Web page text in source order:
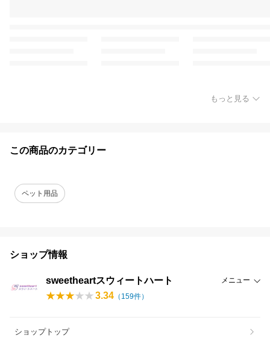
もっと見る
この商品のカテゴリー
ペット用品
ショップ情報
sweetheartスウィートハート メニュー
3.34 （ 159件）
ショップトップ